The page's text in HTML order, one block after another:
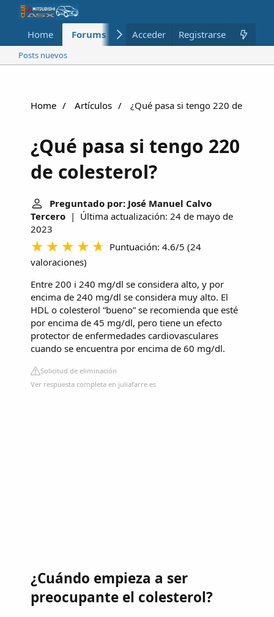
Home Forums Nuevo Miembros
Acceder Registrarse
Posts nuevos
Home Artículos ¿Qué pasa si tengo 220 de
¿Qué pasa si tengo 220
de colesterol?
Preguntado por: José Manuel Calvo
Tercero | Última actualización: 24 de mayo de
2023
Puntuación: 4.6/5 (24
valoraciones)
Entre 200 i 240 mg/dl se considera alto, y por
encima de 240 mg/dl se considera muy alto. El
HDL o colesterol “bueno” se recomienda que esté
por encima de 45 mg/dl, pero tiene un efecto
protector de enfermedades cardiovasculares
cuando se encuentra por encima de 60 mg/dl.
Solicitud de eliminación
Ver respuesta completa en juliafarre.es
¿Cuándo empieza a ser
preocupante el colesterol?